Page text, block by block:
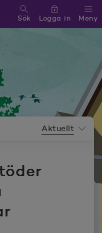
Meny
Sök Logga in
Aktuellt